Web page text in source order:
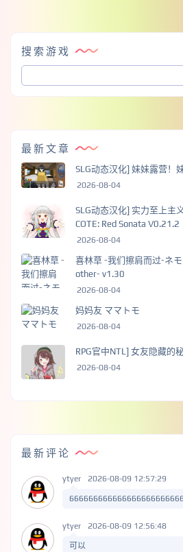
搜索游戏
最新文章
SLG动态汉化] 妹妹露营！
2026-08-04
SLG动态汉化] 实力至上主
COTE: Red Sonata V0.21.2
2026-08-04
喜林草 -我们擦肩而过-ネ
other- v1.30
2026-08-04
妈妈友 ママトモ
2026-08-04
RPG官中NTL] 女友隐藏的
2026-08-04
最新评论
ytyer 2026-08-09 12:57:29
666666666666666666666666
ytyer 2026-08-09 12:56:48
可以